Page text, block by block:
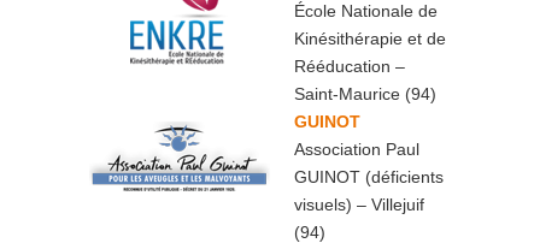
École Nationale de
Kinésithérapie et de
Rééducation –
Saint-Maurice (94)
GUINOT
Association Paul
GUINOT (déficients
visuels) – Villejuif
(94)